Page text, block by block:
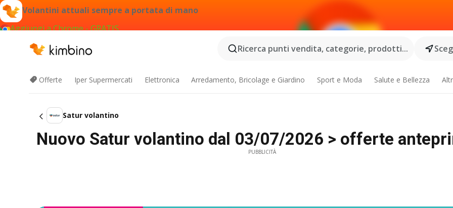
Volantini attuali sempre a portata di mano
Aggiungi a Chrome - GRATIS
Ricerca punti vendita, categorie, prodotti...
Offerte Iper Supermercati Elettronica Arredamento, Bricolage e Giardino Sport e Moda Salute e Bellezza
Satur volantino
Nuovo Satur volantino dal 03/07/2026 > offerte
PUBBLICITÀ